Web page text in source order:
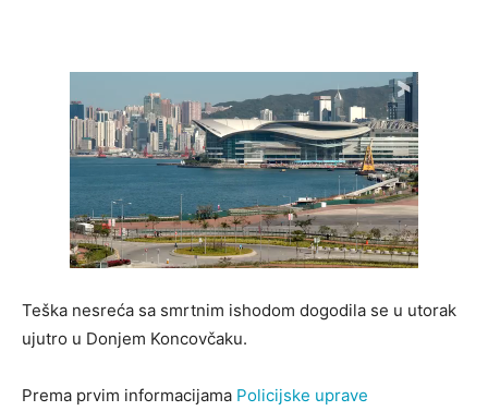
Teška nesreća sa smrtnim ishodom dogodila se u utorak
ujutro u Donjem Koncovčaku.
Prema prvim informacijama Policijske uprave